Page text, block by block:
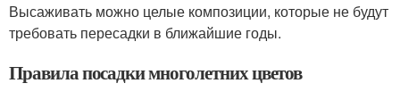
Высаживать можно целые композиции, которые не будут
требовать пересадки в ближайшие годы.
Правила посадки многолетних цветов